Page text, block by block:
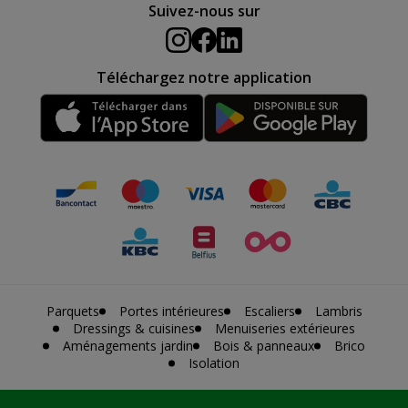
Suivez-nous sur
Téléchargez notre application
Parquets Portes intérieures Escaliers
Lambris
Dressings & cuisines
Menuiseries extérieures
Aménagements jardin
Bois & panneaux
Brico
Isolation